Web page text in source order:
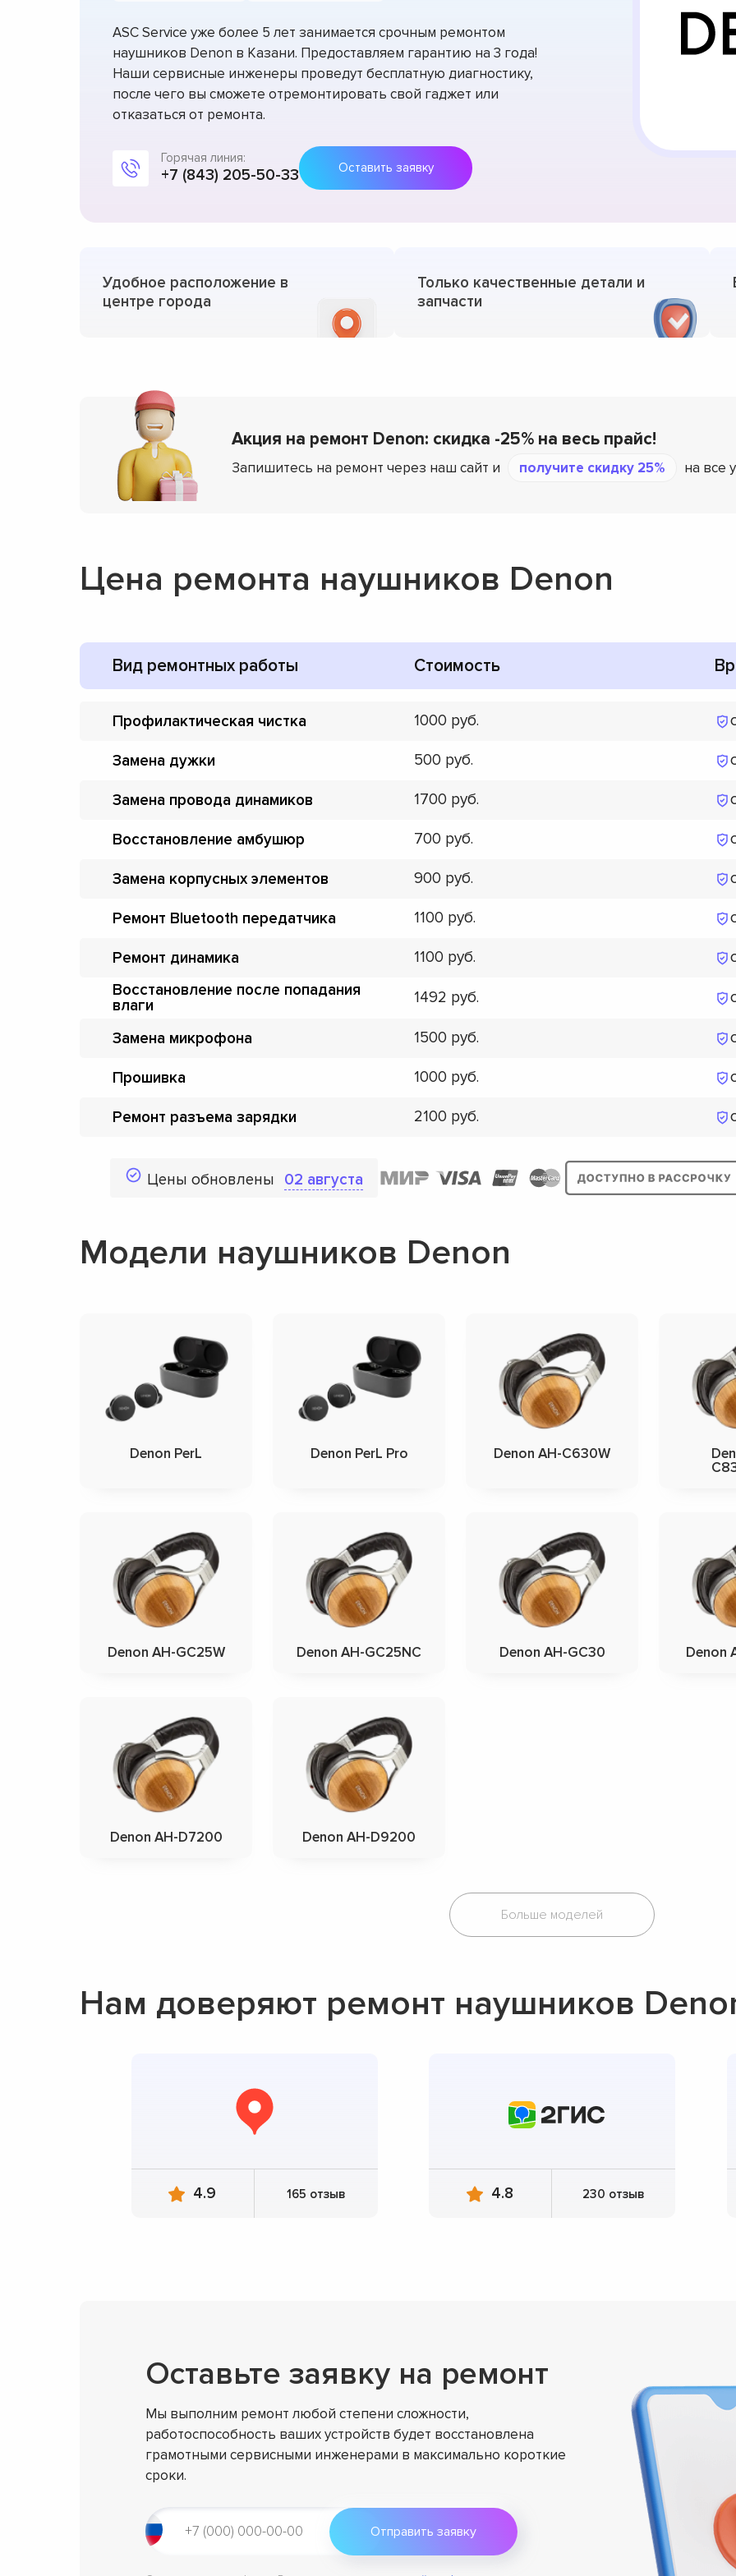
ASC Service уже более 5 лет занимается срочным ремонтом
наушников Denon в Казани. Предоставляем гарантию на 3 года!
Наши сервисные инженеры проведут бесплатную диагностику,
после чего вы сможете отремонтировать свой гаджет или
отказаться от ремонта.
Горячая линия:
+7 (843) 205-50-33 Оставить заявку
Удобное расположение в
центре города
Только качественные детали и
запчасти
Акция на ремонт Denon: скидка -25% на весь прайс!
Запишитесь на ремонт через наш сайт и получите скидку 25% на все
Цена ремонта наушников Denon
Вид ремонтных работы Стоимость
Профилактическая чистка 1000
Замена дужки 500
Замена провода динамиков 1700
Восстановление амбушюр 700
Замена корпусных элементов 900
Ремонт Bluetooth передатчика 1100
Ремонт динамика 1100
Восстановление после попадания
влаги
1492
Замена микрофона 1500
Прошивка 1000
Ремонт разъема зарядки 2100
Цены обновлены 02 августа
Модели наушников Denon
Denon PerL Denon PerL Pro Denon AH-C630W
Denon AH-GC25W Denon AH-GC25NC Denon AH-GC30 Denon
Denon AH-D7200 Denon AH-D9200
Больше моделей
Нам доверяют ремонт наушников
4.9 165 отзыв 4.8 230 отзыв
Оставьте заявку на ремонт
Мы выполним ремонт любой степени сложности,
работоспособность ваших устройств будет восстановлена
грамотными сервисными инженерами в максимально короткие
сроки.